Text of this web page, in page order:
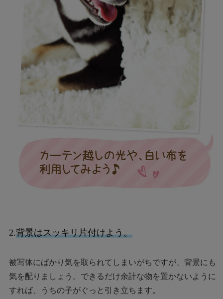
2.背景はスッキリ片付けよう。
被写体にばかり気を取られてしまいがちですが、背景にも
気を配りましょう。できるだけ余計な物を置かないように
すれば、うちの子がぐっと引き立ちます。